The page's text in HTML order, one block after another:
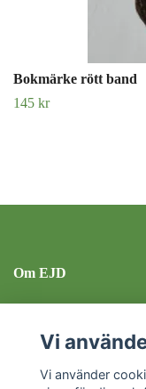
Bokmärke rött band
145 kr
Om EJD
Sociala medier
Vi
Vi använder